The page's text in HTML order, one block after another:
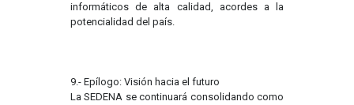
informáticos de alta calidad, acordes a la
potencialidad del país.
9.- Epílogo: Visión hacia el futuro
La SEDENA se continuará consolidando como